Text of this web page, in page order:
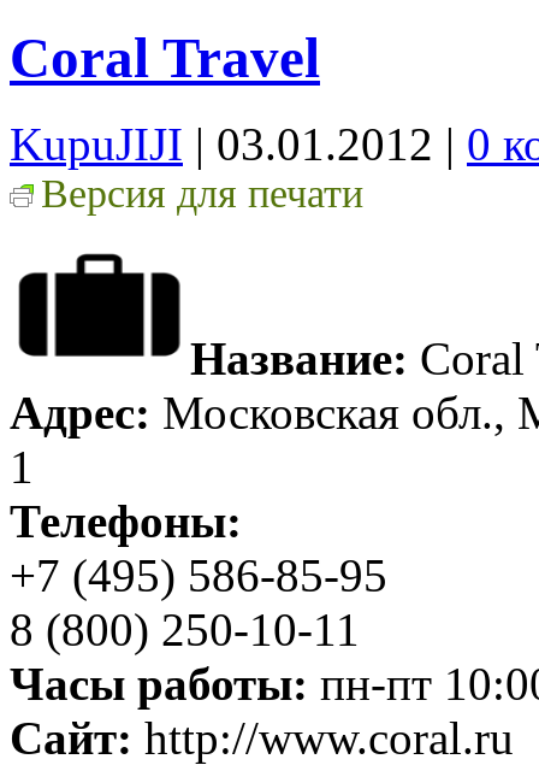
Coral Travel
KupuJIJI | 03.01.2012 | 0
Версия для печати
Название: Coral
Адрес: Московская
1
Телефоны:
+7 (495) 586-85-95
8 (800) 250-10-11
Часы работы: пн-пт
Сайт: http://www.coral.ru